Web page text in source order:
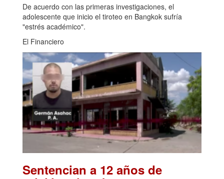
De acuerdo con las primeras investigaciones, el
adolescente que inicio el tiroteo en Bangkok sufría
"estrés académico".
El Financiero
Sentencian a 12 años de